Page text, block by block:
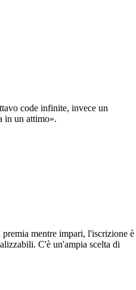
code infinite, invece un
in un attimo».
premia mentre impari, l'iscrizione è
C'è un'ampia scelta di